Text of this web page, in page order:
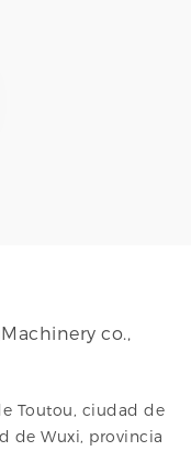
Toutou, ciudad de
de Wuxi, provincia